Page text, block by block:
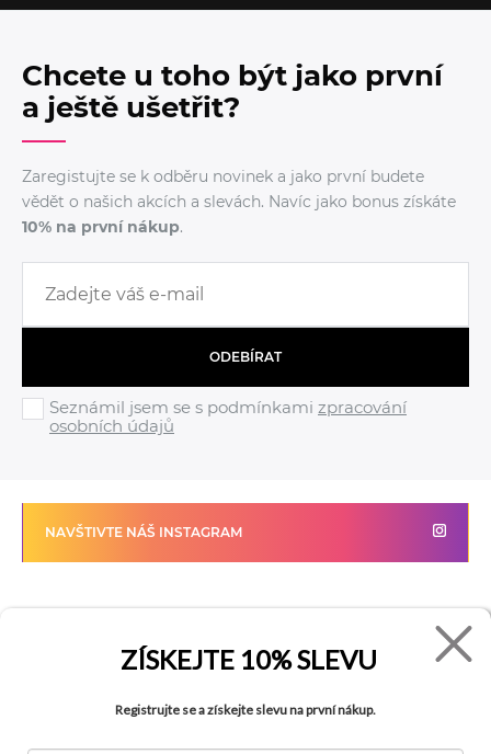
Chcete u toho být jako první
a ještě ušetřit?
Zaregistujte se k odběru novinek a jako první budete
vědět o našich akcích a slevách. Navíc jako bonus získáte
10% na první nákup.
ODEBÍRAT
Seznámil jsem se s podmínkami zpracování
osobních údajů
NAVŠTIVTE NÁŠ INSTAGRAM
Kariéra
Jak reklamovat zboží
Tabulka velikostí
ZÍSKEJTE 10% SLEVU
Registrujte se a získejte slevu na první nákup.